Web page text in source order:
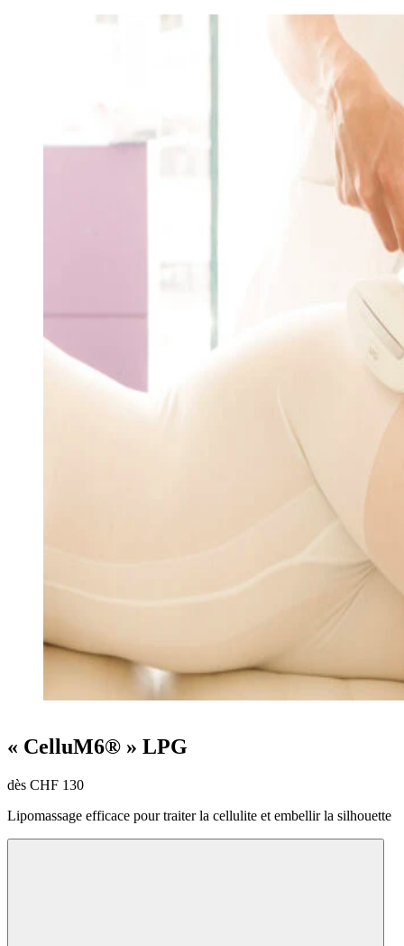
« CelluM6® » LPG
dès CHF 130
Lipomassage efficace pour traiter la cellulite et embellir la silhouette